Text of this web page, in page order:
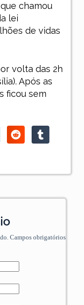
chamou
lei
de vidas
volta das 2h
Após as
ficou sem
Campos obrigatórios